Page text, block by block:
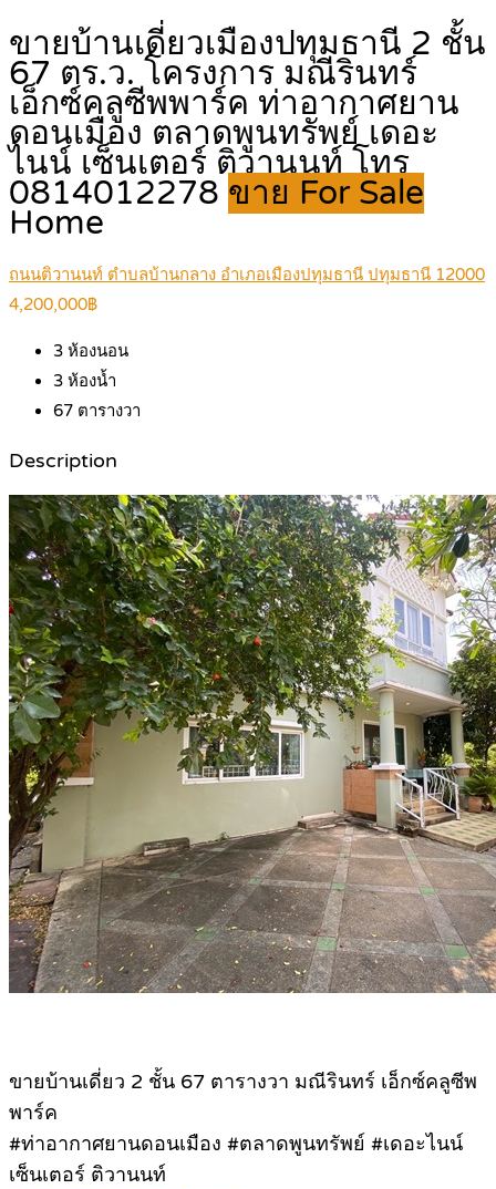
ขายบ้านเดี่ยวเมืองปทุมธานี 2 ชั้น
67 ตร.ว. โครงการ มณีรินทร์
เอ็กซ์คลูซีพพาร์ค ท่าอากาศยาน
ดอนเมือง ตลาดพูนทรัพย์ เดอะ
ไนน์ เซ็นเตอร์ ติวานนท์ โทร
0814012278 ขาย For Sale
Home
ถนนติวานนท์ ตำบลบ้านกลาง อำเภอเมืองปทุมธานี ปทุมธานี 12000
4,200,000฿
3 ห้องนอน
3 ห้องน้ำ
67 ตารางวา
Description
ขายบ้านเดี่ยว 2 ชั้น 67 ตารางวา มณีรินทร์ เอ็กซ์คลูซีพ
พาร์ค
#ท่าอากาศยานดอนเมือง #ตลาดพูนทรัพย์ #เดอะไนน์
เซ็นเตอร์ ติวานนท์